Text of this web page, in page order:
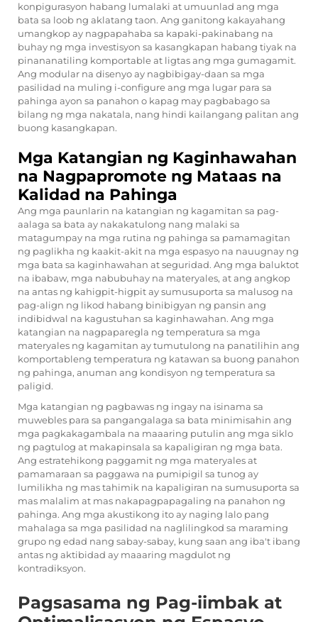
konpigurasyon habang lumalaki at umuunlad ang mga
bata sa loob ng aklatang taon. Ang ganitong kakayahang
umangkop ay nagpapahaba sa kapaki-pakinabang na
buhay ng mga investisyon sa kasangkapan habang tiyak na
pinananatiling komportable at ligtas ang mga gumagamit.
Ang modular na disenyo ay nagbibigay-daan sa mga
pasilidad na muling i-configure ang mga lugar para sa
pahinga ayon sa panahon o kapag may pagbabago sa
bilang ng mga nakatala, nang hindi kailangang palitan ang
buong kasangkapan.
Mga Katangian ng Kaginhawahan
na Nagpapromote ng Mataas na
Kalidad na Pahinga
Ang mga paunlarin na katangian ng kagamitan sa pag-
aalaga sa bata ay nakakatulong nang malaki sa
matagumpay na mga rutina ng pahinga sa pamamagitan
ng paglikha ng kaakit-akit na mga espasyo na nauugnay ng
mga bata sa kaginhawahan at seguridad. Ang mga baluktot
na ibabaw, mga nabubuhay na materyales, at ang angkop
na antas ng kahigpit-higpit ay sumusuporta sa malusog na
pag-align ng likod habang binibigyan ng pansin ang
indibidwal na kagustuhan sa kaginhawahan. Ang mga
katangian na nagpaparegla ng temperatura sa mga
materyales ng kagamitan ay tumutulong na panatilihin ang
komportableng temperatura ng katawan sa buong panahon
ng pahinga, anuman ang kondisyon ng temperatura sa
paligid.
Mga katangian ng pagbawas ng ingay na isinama sa
muwebles para sa pangangalaga sa bata minimisahin ang
mga pagkakagambala na maaaring putulin ang mga siklo
ng pagtulog at makapinsala sa kapaligiran ng mga bata.
Ang estratehikong paggamit ng mga materyales at
pamamaraan sa paggawa na pumipigil sa tunog ay
lumilikha ng mas tahimik na kapaligiran na sumusuporta sa
mas malalim at mas nakapagpapagaling na panahon ng
pahinga. Ang mga akustikong ito ay naging lalo pang
mahalaga sa mga pasilidad na naglilingkod sa maraming
grupo ng edad nang sabay-sabay, kung saan ang iba't ibang
antas ng aktibidad ay maaaring magdulot ng
kontradiksyon.
Pagsasama ng Pag-iimbak at